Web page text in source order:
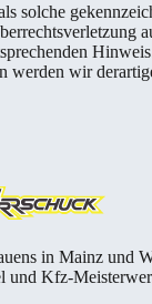
solche
werden wir
in Mainz und
und Kfz-